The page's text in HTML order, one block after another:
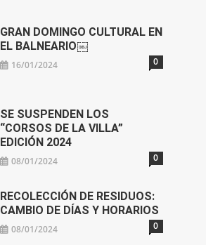
GRAN DOMINGO CULTURAL EN
EL BALNEARIO￼
16/01/2024 0
SE SUSPENDEN LOS
“CORSOS DE LA VILLA”
EDICIÓN 2024
08/01/2024 0
RECOLECCIÓN DE RESIDUOS:
CAMBIO DE DÍAS Y HORARIOS
08/01/2024 0